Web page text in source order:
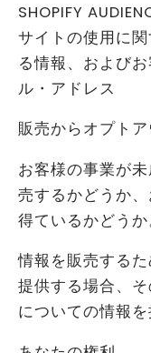
SHOPIFY
サイトの使用に
る情報、および
ル・アドレス
販売からオプト
お客様の事業が
売するかどうか
得ているかどうか
情報を販売する
提供する場合、
についての情報を